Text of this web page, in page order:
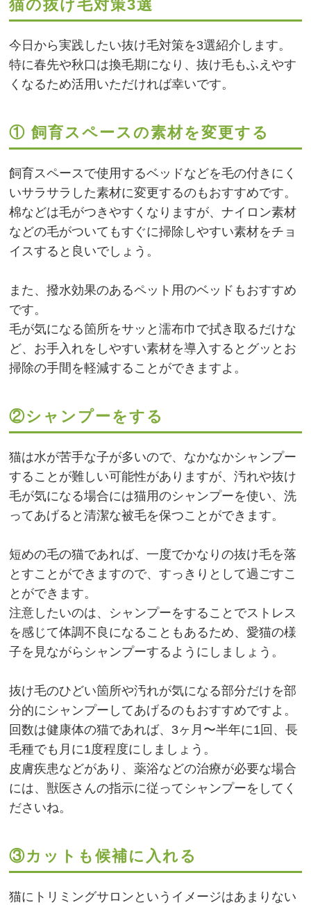
猫の抜け毛対策3選
今日から実践したい抜け毛対策を3選紹介します。
特に春先や秋口は換毛期になり、抜け毛もふえやす
くなるため活用いただければ幸いです。
① 飼育スペースの素材を変更する
飼育スペースで使用するベッドなどを毛の付きにく
いサラサラした素材に変更するのもおすすめです。
棉などは毛がつきやすくなりますが、ナイロン素材
などの毛がついてもすぐに掃除しやすい素材をチョ
イスすると良いでしょう。
また、撥水効果のあるペット用のベッドもおすすめ
です。
毛が気になる箇所をサッと濡布巾で拭き取るだけな
ど、お手入れをしやすい素材を導入するとグッとお
掃除の手間を軽減することができますよ。
②シャンプーをする
猫は水が苦手な子が多いので、なかなかシャンプー
することが難しい可能性がありますが、汚れや抜け
毛が気になる場合には猫用のシャンプーを使い、洗
ってあげると清潔な被毛を保つことができます。
短めの毛の猫であれば、一度でかなりの抜け毛を落
とすことができますので、すっきりとして過ごすこ
とができます。
注意したいのは、シャンプーをすることでストレス
を感じて体調不良になることもあるため、愛猫の様
子を見ながらシャンプーするようにしましょう。
抜け毛のひどい箇所や汚れが気になる部分だけを部
分的にシャンプーしてあげるのもおすすめですよ。
回数は健康体の猫であれば、3ヶ月〜半年に1回、長
毛種でも月に1度程度にしましょう。
皮膚疾患などがあり、薬浴などの治療が必要な場合
には、獣医さんの指示に従ってシャンプーをしてく
ださいね。
③カットも候補に入れる
猫にトリミングサロンというイメージはあまりない